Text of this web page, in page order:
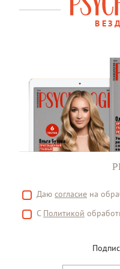
Даю согласие на
С Политикой